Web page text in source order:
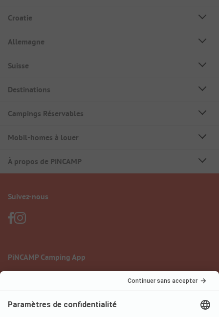
Croatie
Allemagne
Suisse
Destinations
Campings Réservables
Mobil-homes à louer
À propos de PiNCAMP
Suivez-nous
PiNCAMP Camping App